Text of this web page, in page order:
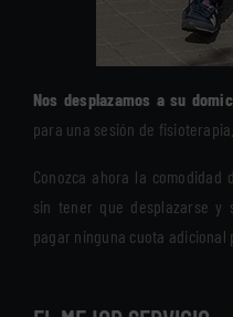
Nos desplazamos a su
para una sesión de fisioterapia.
Conozca ahora la
sin tener que desplazarse y
pagar ninguna cuota adicional